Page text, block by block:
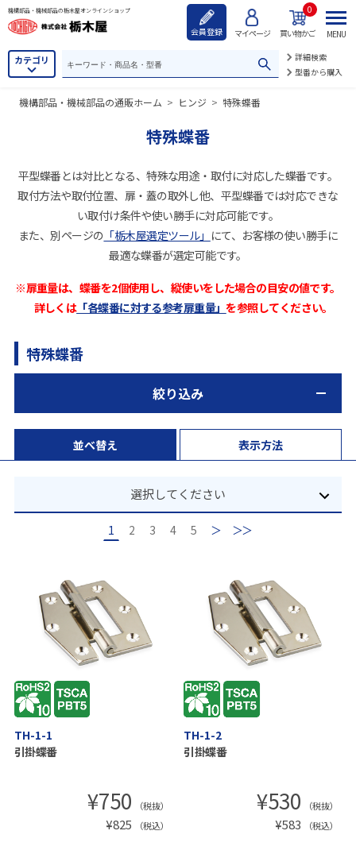
機構部品・機械部品の栃木屋オンラインショップ
会員登録 マイページ 買い物かご
0
カテゴリ
詳細検索
型番から購入
MENU
機構部品・機械部品の通販ホーム > ヒンジ > 特殊蝶番
特殊蝶番
平型蝶番とは対比となる、特殊な用途・取付に対応した蝶番です。
取付方法や取付位置、扉・蓋の取外し他、平型蝶番では対応できな
い取付け条件や使い勝手に対応可能です。
また、別ページの 「栃木屋選定ツール」 にて、お客様の使い勝手に
最適な蝶番が選定可能です。
※扉重量は、蝶番を2個使用し、縦使いをした場合の目安の値です。
詳しくは「各蝶番に対する参考扉重量」を参照してください。
特殊蝶番
絞り込み
並べ替え 表示方法
選択してください
1 2 3 4 5 次 最後
TH-1-1
引掛蝶番
¥750 （税抜）
¥825 （税込）
TH-1-2
引掛蝶番
¥530 （税抜）
¥583 （税込）